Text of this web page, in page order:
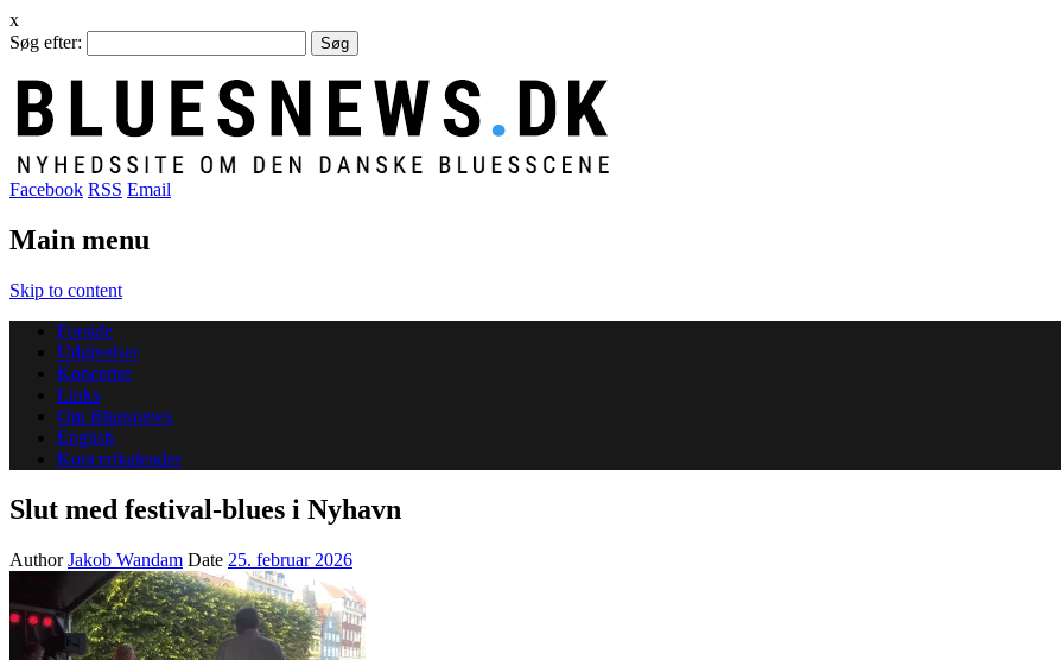
x
Søg efter:
Facebook RSS Email
Main menu
Skip to content
Forside
Udgivelser
Koncerter
Links
Om Bluesnews
English
Koncertkalender
Slut med festival-blues i Nyhavn
AuthorJakob Wandam Date 25. februar 2026